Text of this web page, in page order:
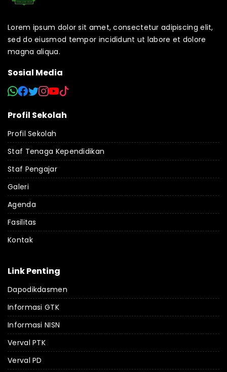
Lorem ipsum dolor sit amet, consectetur adipiscing elit,
sed do eiusmod tempor incididunt ut labore et dolore
magna aliqua.
Sosial Media
Profil Sekolah
Profil Sekolah
Staf Tenaga Kependidikan
Staf Pengajar
Galeri
Agenda
Fasilitas
Kontak
Link Penting
Dapodikdasmen
Informasi GTK
Informasi NISN
Verval PTK
Verval PD